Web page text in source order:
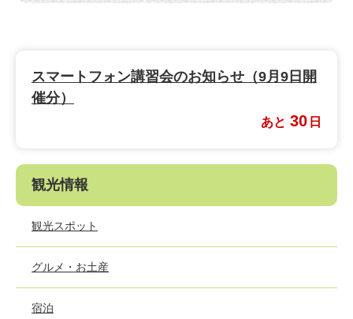
スマートフォン講習会のお知らせ（9月9日開
催分）
あと 30 日
観光情報
観光スポット
グルメ・お土産
宿泊